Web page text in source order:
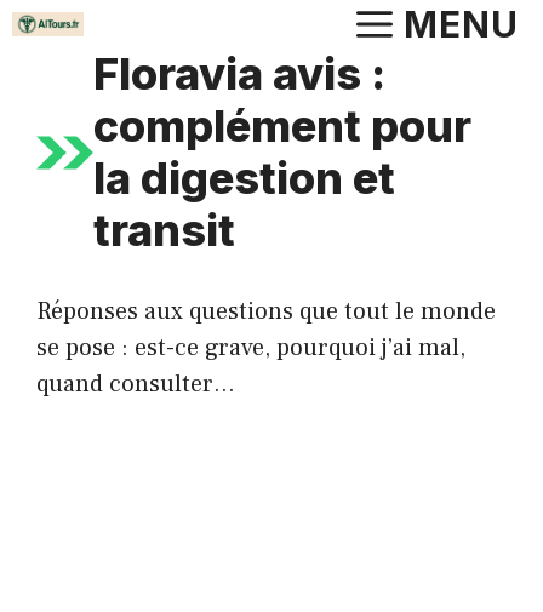
Aller
MENU
Floravia avis :
complément pour
la digestion et
transit
Réponses aux questions que tout le monde
se pose : est-ce grave, pourquoi j’ai mal,
quand consulter…